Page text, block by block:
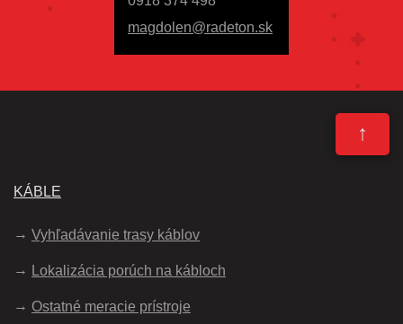
magdolen@radeton.sk
↑
KÁBLE
Vyhľadávanie trasy káblov
Lokalizácia porúch na kábloch
Ostatné meracie prístroje